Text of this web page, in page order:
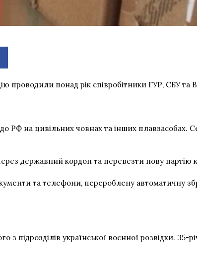
проводили понад рік співробітники ГУР, СБУ та
РФ на цивільних човнах та інших плавзасобах.
державний кордон та перевезти нову партію
та телефони, перероблену автоматичну
з підрозділів української воєнної розвідки. 35-